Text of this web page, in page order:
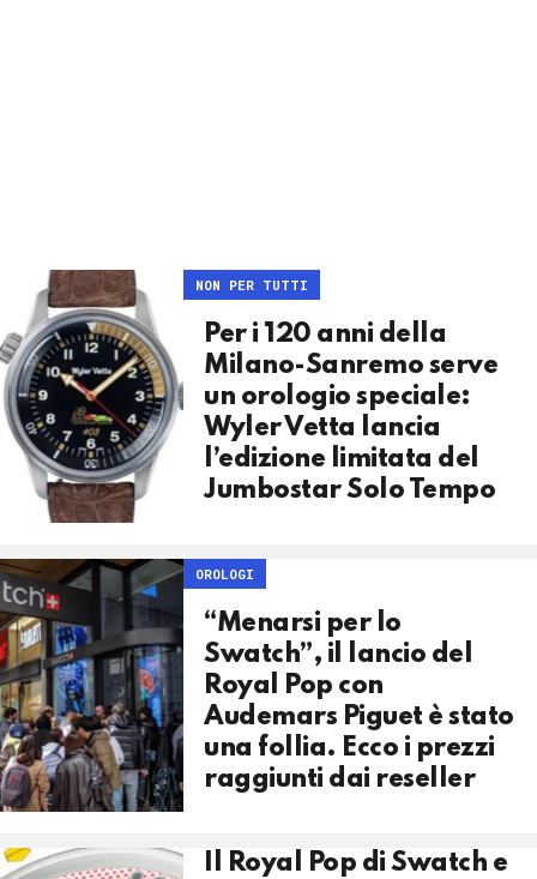
NON PER TUTTI
Per i 120 anni della
Milano-Sanremo serve
un orologio speciale:
Wyler Vetta lancia
l’edizione limitata del
Jumbostar Solo Tempo
OROLOGI
“Menarsi per lo
Swatch”, il lancio del
Royal Pop con
Audemars Piguet è stato
una follia. Ecco i prezzi
raggiunti dai reseller
Il Royal Pop di Swatch e